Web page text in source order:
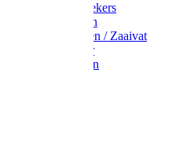
Graskantstekers
Verticuteren
Strooiwagen / Zaaivat
Grasmaaier
Grasscharen